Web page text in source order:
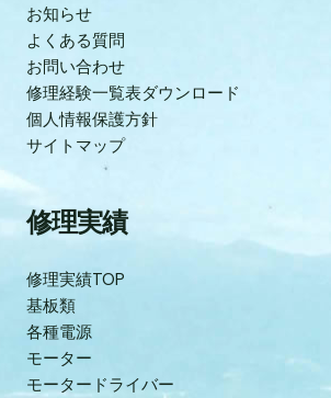
お知らせ
よくある質問
お問い合わせ
修理経験一覧表ダウンロード
個人情報保護方針
サイトマップ
修理実績
修理実績TOP
基板類
各種電源
モーター
モータードライバー